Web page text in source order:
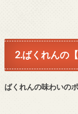
2.ばくれんの
ばくれんの味わいの